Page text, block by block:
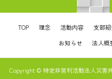
TOP 理念 活動内容 支部
お知らせ
法人概
Copyright © 特定非営利活動法人災害